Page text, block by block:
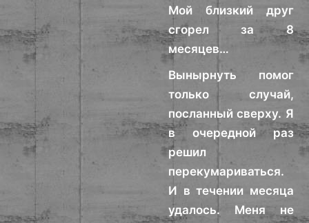
Мой близкий друг
сгорел за 8
месяцев…
Вынырнуть помог
только случай,
посланный сверху. Я
в очередной раз
решил
перекумариваться.
И в течении месяца
удалось. Меня не